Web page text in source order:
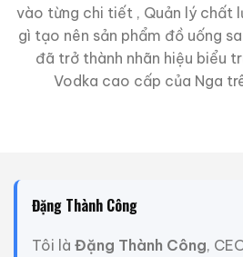
vào từng chi tiết , Quản lý chất
gì tạo nên sản phẩm đồ uống
đã trở thành nhãn hiệu biểu
Vodka cao cấp của Nga
Đặng Thành Công
Tôi là Đặng Thành Công,